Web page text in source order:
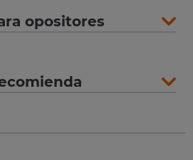
opositores